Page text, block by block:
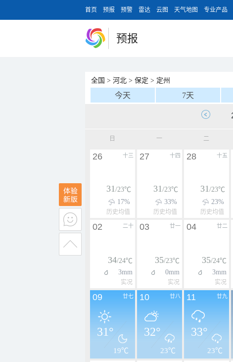
首页 预报 预警 雷达 云图 天气地图 专业产品
预报
全国 > 河北 > 保定 > 定州
今天 7天
日 一 二
十三
26
31/23℃
17%
历史均值
十四
27
31/23℃
33%
历史均值
十五
28
31/23℃
23%
历史均值
二十
02
34/24℃
3mm
实况
廿一
03
35/23℃
0mm
实况
廿二
04
35/24℃
3mm
实况
廿七
09
31°
19℃
廿八
10
32°
23℃
廿九
11
33°
23℃